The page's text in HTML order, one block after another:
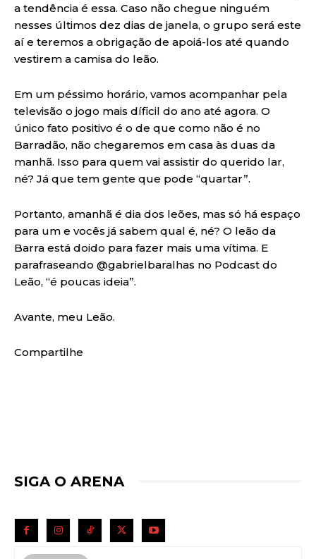
a tendência é essa. Caso não chegue ninguém
nesses últimos dez dias de janela, o grupo será este
aí e teremos a obrigação de apoiá-los até quando
vestirem a camisa do leão.
Em um péssimo horário, vamos acompanhar pela
televisão o jogo mais díficil do ano até agora. O
único fato positivo é o de que como não é no
Barradão, não chegaremos em casa às duas da
manhã. Isso para quem vai assistir do querido lar,
né? Já que tem gente que pode “quartar”.
Portanto, amanhã é dia dos leões, mas só há espaço
para um e vocês já sabem qual é, né? O leão da
Barra está doido para fazer mais uma vítima. E
parafraseando @gabrielbaralhas no Podcast do
Leão, “é poucas ideia”.
Avante, meu Leão.
Compartilhe
SIGA O ARENA